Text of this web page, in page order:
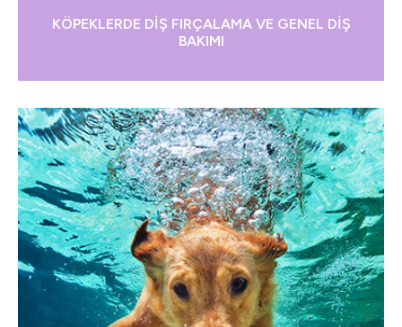
KÖPEKLERDE DİŞ FIRÇALAMA VE GENEL DİŞ
BAKIMI